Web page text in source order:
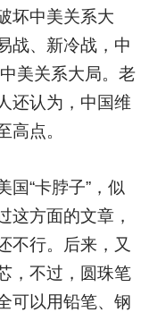
坏中美关系大
战、新冷战，中
中美关系大局。老
还认为，中国维
高点。
国“卡脖子”，似
这方面的文章，
不行。后来，又
，不过，圆珠笔
可以用铅笔、钢